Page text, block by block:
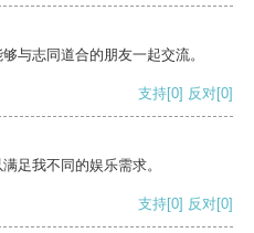
与志同道合的朋友一起交流。
支持[0] 反对[0]
足我不同的娱乐需求。
支持[0] 反对[0]